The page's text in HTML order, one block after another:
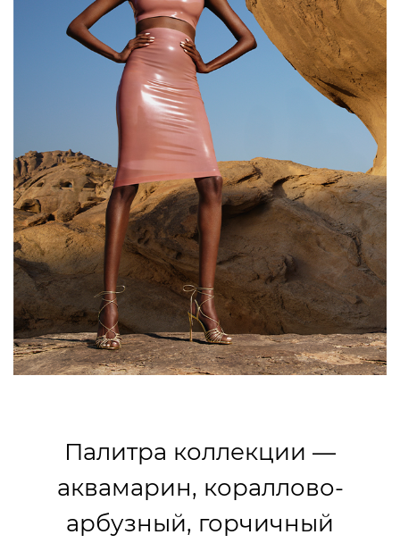
Палитра коллекции —
аквамарин, кораллово-
арбузный, горчичный